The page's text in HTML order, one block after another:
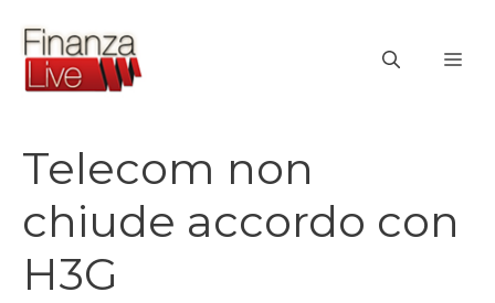
contenuto
Telecom non
chiude accordo con
H3G